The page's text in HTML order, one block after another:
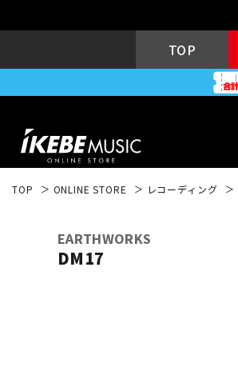
TOP
TOP ONLINE STORE レコーディング
EARTHWORKS
DM17